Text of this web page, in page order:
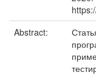
Abstract: